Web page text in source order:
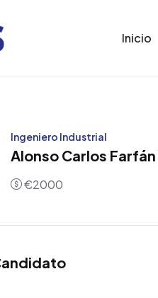
Inicio
Ingeniero Industrial
Alonso Carlos
€2000